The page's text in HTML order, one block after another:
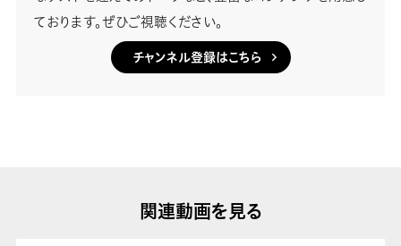
ております。ぜひご視聴ください。
チャンネル登録はこちら
関連動画を見る